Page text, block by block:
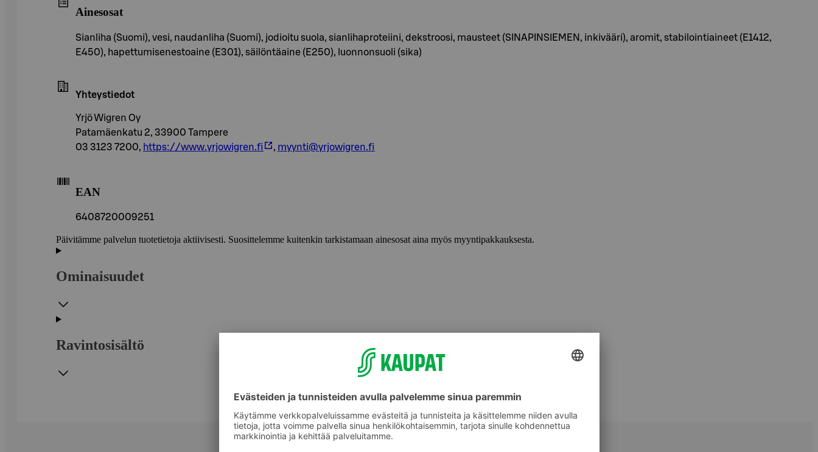
Ainesosat
Sianliha (Suomi), vesi, naudanliha (Suomi), jodioitu suola, sianlihaproteiini, dekstroosi, mausteet (SINAPINSIEMEN, inkivääri), aromit, stabilointiaineet (E1412,
E450), hapettumisenestoaine (E301), säilöntäaine (E250), luonnonsuoli (sika)
Yhteystiedot
Yrjö Wigren Oy
Patamäenkatu 2, 33900 Tampere
03 3123 7200, https://www.yrjowigren.fi , myynti@yrjowigren.fi
EAN
6408720009251
Päivitämme palvelun tuotetietoja aktiivisesti. Suosittelemme kuitenkin tarkistamaan ainesosat aina myös myyntipakkauksesta.
Ominaisuudet
Ravintosisältö